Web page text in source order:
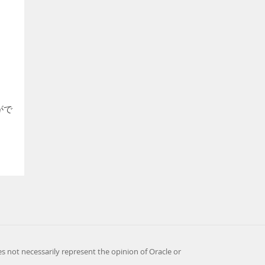
で
not necessarily represent the opinion of Oracle or